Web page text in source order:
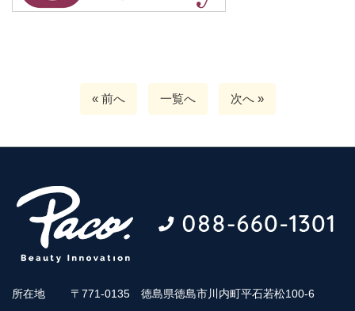
« 前へ 一覧へ 次へ »
所在地 〒771-0135 徳島県徳島市川内町平石若松100-6